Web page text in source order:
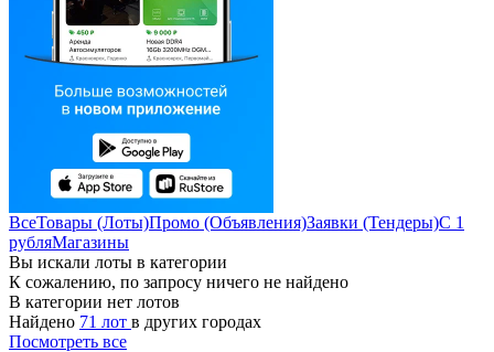
ВсеТовары (Лоты)Промо (Объявления)Заявки (Тендеры)С 1
рубляМагазины
Вы искали лоты в категории
К сожалению, по запросу ничего не найдено
В категории нет лотов
Найдено 71 лот в других городах
Посмотреть все